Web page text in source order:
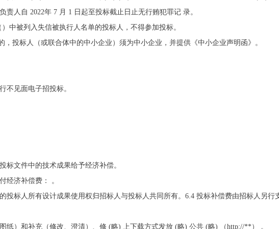
责人自 2022年 7 月 1 日起至投标截止日止无行贿犯罪记 录。
中被列入失信被执行人名单的投标人，不得参加投标。
，投标人（或联合体中的中小企业）须为中小企业，并提供《中小企业声明函》。
不见面电子招投标。
标文件中的技术成果给予经济补偿。
经济补偿费： 。
投标人所有设计成果使用权归招标人与投标人共同所有。6.4 投标补偿费由招标人另行
纸）和补充（修改、澄清）、修 (略) 上下载方式发放 (略) 公共 (略) （http://**） 。